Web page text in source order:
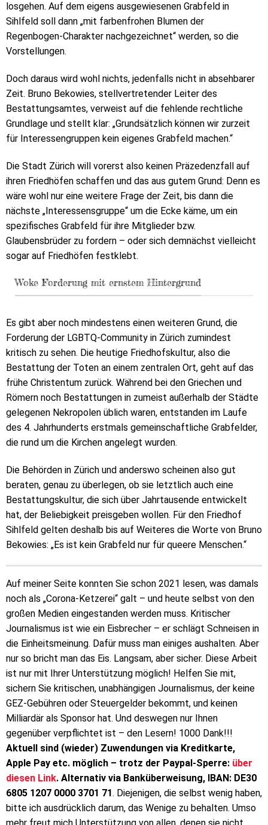
losgehen. Auf dem eigens ausgewiesenen Grabfeld in
Sihlfeld soll dann „mit farbenfrohen Blumen der
Regenbogen-Charakter nachgezeichnet“ werden, so die
Vorstellungen.
Doch daraus wird wohl nichts, jedenfalls nicht in absehbarer
Zeit. Bruno Bekowies, stellvertretender Leiter des
Bestattungsamtes, verweist auf die fehlende rechtliche
Grundlage und stellt klar: „Grundsätzlich können wir zurzeit
für Interessengruppen kein eigenes Grabfeld machen.“
Die Stadt Zürich will vorerst also keinen Präzedenzfall auf
ihren Friedhöfen schaffen und das aus gutem Grund: Denn es
wäre wohl nur eine weitere Frage der Zeit, bis dann die
nächste „Interessensgruppe“ um die Ecke käme, um ein
spezifisches Grabfeld für ihre Mitglieder bzw.
Glaubensbrüder zu fordern – oder sich demnächst vielleicht
sogar auf Friedhöfen festklebt.
Woke Forderung mit ernstem Hintergrund
Es gibt aber noch mindestens einen weiteren Grund, die
Forderung der LGBTQ-Community in Zürich zumindest
kritisch zu sehen. Die heutige Friedhofskultur, also die
Bestattung der Toten an einem zentralen Ort, geht auf das
frühe Christentum zurück. Während bei den Griechen und
Römern noch Bestattungen in zumeist außerhalb der Städte
gelegenen Nekropolen üblich waren, entstanden im Laufe
des 4. Jahrhunderts erstmals gemeinschaftliche Grabfelder,
die rund um die Kirchen angelegt wurden.
Die Behörden in Zürich und anderswo scheinen also gut
beraten, genau zu überlegen, ob sie letztlich auch eine
Bestattungskultur, die sich über Jahrtausende entwickelt
hat, der Beliebigkeit preisgeben wollen. Für den Friedhof
Sihlfeld gelten deshalb bis auf Weiteres die Worte von Bruno
Bekowies: „Es ist kein Grabfeld nur für queere Menschen.“
Auf meiner Seite konnten Sie schon 2021 lesen, was damals
noch als „Corona-Ketzerei“ galt – und heute selbst von den
großen Medien eingestanden werden muss. Kritischer
Journalismus ist wie ein Eisbrecher – er schlägt Schneisen in
die Einheitsmeinung. Dafür muss man einiges aushalten. Aber
nur so bricht man das Eis. Langsam, aber sicher. Diese Arbeit
ist nur mit Ihrer Unterstützung möglich! Helfen Sie mit,
sichern Sie kritischen, unabhängigen Journalismus, der keine
GEZ-Gebühren oder Steuergelder bekommt, und keinen
Milliardär als Sponsor hat. Und deswegen nur Ihnen
gegenüber verpflichtet ist – den Lesern! 1000 Dank!!!
Aktuell sind (wieder) Zuwendungen via Kreditkarte,
Apple Pay etc. möglich – trotz der Paypal-Sperre: über
diesen Link. Alternativ via Banküberweisung, IBAN: DE30
6805 1207 0000 3701 71. Diejenigen, die selbst wenig haben,
bitte ich ausdrücklich darum, das Wenige zu behalten. Umso
mehr freut mich Unterstützung von allen, denen sie nicht